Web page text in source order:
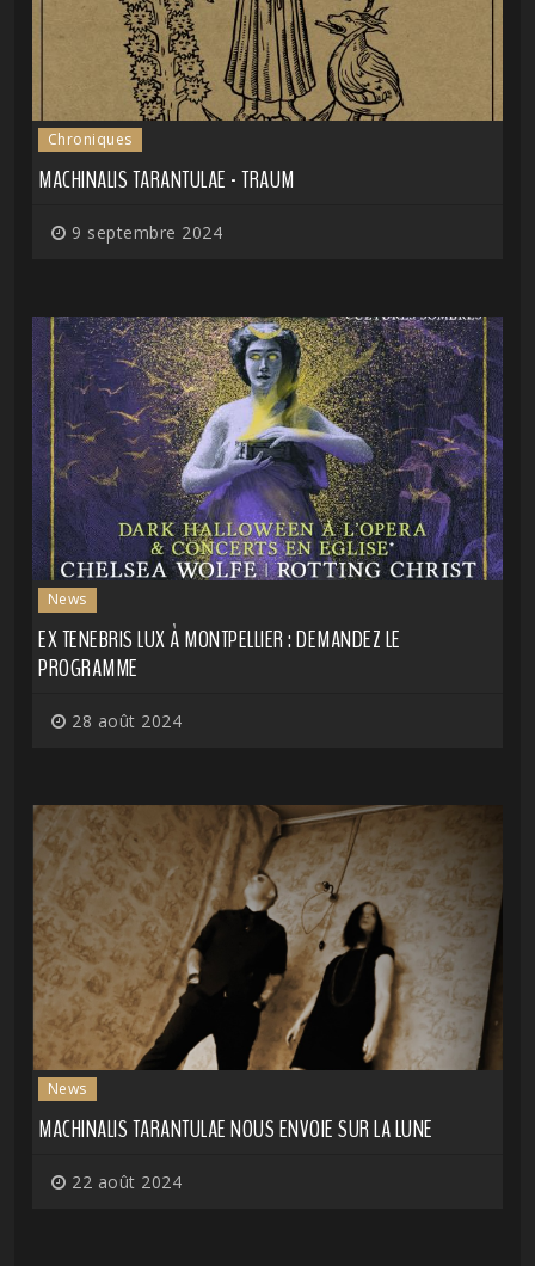
Chroniques
MACHINALIS TARANTULAE - TRAUM
9 septembre 2024
News
EX TENEBRIS LUX À MONTPELLIER : DEMANDEZ LE
PROGRAMME
28 août 2024
News
MACHINALIS TARANTULAE NOUS ENVOIE SUR LA LUNE
22 août 2024